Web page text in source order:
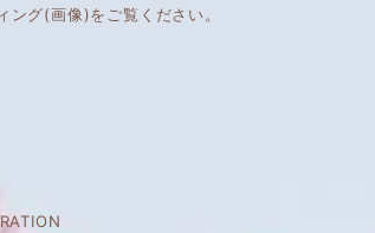
ング(画像)をご覧ください。